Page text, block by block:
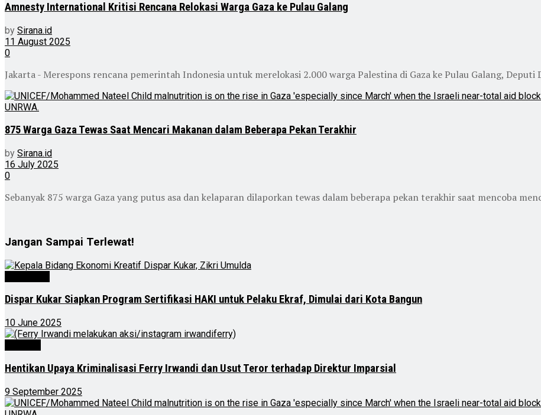
Amnesty International Kritisi Rencana Relokasi Warga Gaza ke Pulau Galang
by Sirana.id
11 August 2025
0
Jakarta - Merespons rencana pemerintah Indonesia untuk merelokasi 2.000 warga Palestina di Gaza ke Pulau Galang,
875 Warga Gaza Tewas Saat Mencari Makanan dalam Beberapa Pekan Terakhir
by Sirana.id
16 July 2025
0
Sebanyak 875 warga Gaza yang putus asa dan kelaparan dilaporkan tewas dalam beberapa pekan terakhir saat mencoba
Jangan Sampai Terlewat!
Dispar Kukar Siapkan Program Sertifikasi HAKI untuk Pelaku Ekraf, Dimulai dari Kota Bangun
10 June 2025
Hentikan Upaya Kriminalisasi Ferry Irwandi dan Usut Teror terhadap Direktur Imparsial
9 September 2025